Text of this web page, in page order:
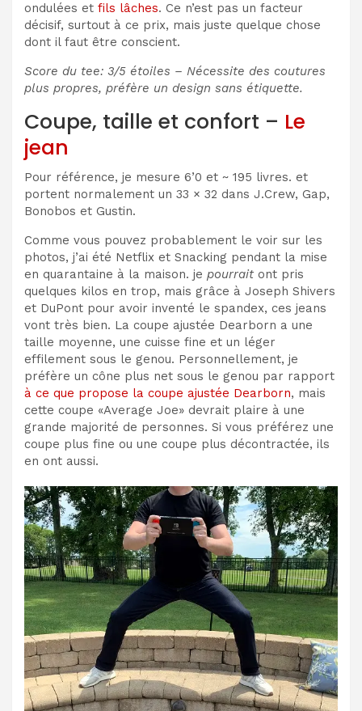
ondulées et fils lâches. Ce n’est pas un facteur
décisif, surtout à ce prix, mais juste quelque chose
dont il faut être conscient.
Score du tee: 3/5 étoiles – Nécessite des coutures
plus propres, préfère un design sans étiquette.
Coupe, taille et confort – Le
jean
Pour référence, je mesure 6’0 et ~ 195 livres. et
portent normalement un 33 × 32 dans J.Crew, Gap,
Bonobos et Gustin.
Comme vous pouvez probablement le voir sur les
photos, j’ai été Netflix et Snacking pendant la mise
en quarantaine à la maison. je pourraitont pris
quelques kilos en trop, mais grâce à Joseph Shivers
et DuPont pour avoir inventé le spandex, ces jeans
vont très bien. La coupe ajustée Dearborn a une
taille moyenne, une cuisse fine et un léger
effilement sous le genou. Personnellement, je
préfère un cône plus net sous le genou par rapport
à ce que propose la coupe ajustée Dearborn, mais
cette coupe «Average Joe» devrait plaire à une
grande majorité de personnes. Si vous préférez une
coupe plus fine ou une coupe plus décontractée, ils
en ont aussi.